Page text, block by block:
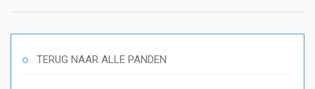
TERUG NAAR ALLE PANDEN